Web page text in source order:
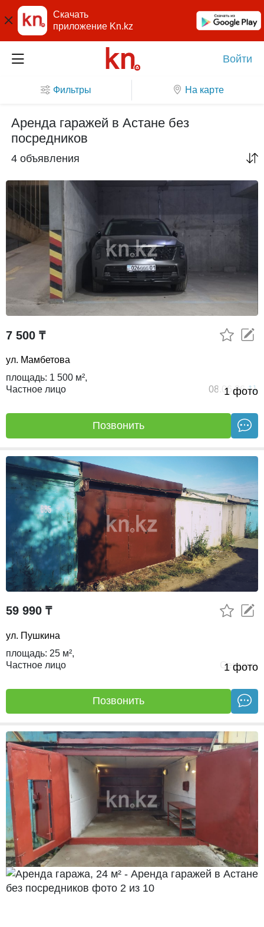
Скачать
приложение Kn.kz
Войти
Фильтры На карте
Аренда гаражей в Астане без
посредников
4 объявления
1 фото
7 500 ₸
ул. Мамбетова
площадь: 1 500 м²,
Частное лицо
08.06.26
Позвонить
1 фото
59 990 ₸
ул. Пушкина
площадь: 25 м²,
Частное лицо
Сегодня
Позвонить